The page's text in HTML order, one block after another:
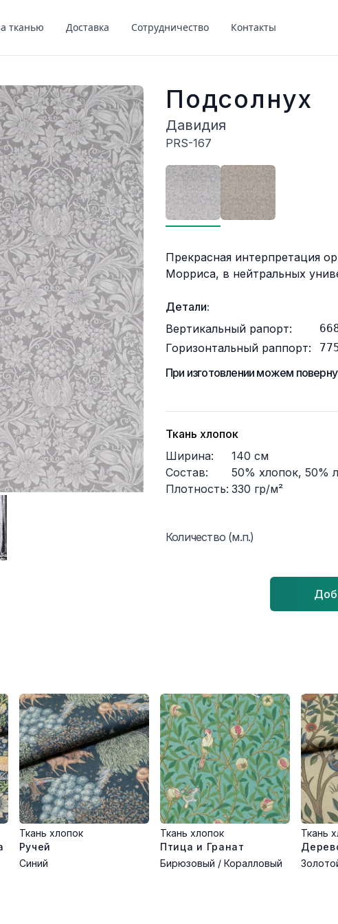
тканью Доставка Сотрудничество Контакты
Подсолнух
Давидия
PRS-167
Описание
Прекрасная интерпретация
Морриса, в нейтральных
Детали:
Вертикальный рапорт:
Горизонтальный раппорт:
При изготовлении можем
Ткань хлопок
Ширина:
140 см
Состав:
50% хлопок, 50%
Плотность: 330 гр/м²
Количество (м.п.)
Ткань хлопок
Ручей
Синий
Ткань хлопок
Птица и Гранат
Бирюзовый / Коралловый
Ткань